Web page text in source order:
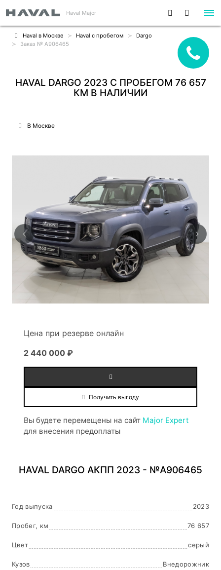
Haval Major
Haval в Москве Haval с пробегом
Dargo
Заказ № A906465
HAVAL DARGO 2023 С ПРОБЕГОМ 76 657
КМ В НАЛИЧИИ
В Москве
Цена при резерве онлайн
2 440 000 ₽
Получить выгоду
Вы будете перемещены на сайт Major Expert
для внесения предоплаты
HAVAL DARGO АКПП 2023 - №A906465
Год выпуска 2023
Пробег, км 76 657
Цвет серый
Кузов Внедорожник